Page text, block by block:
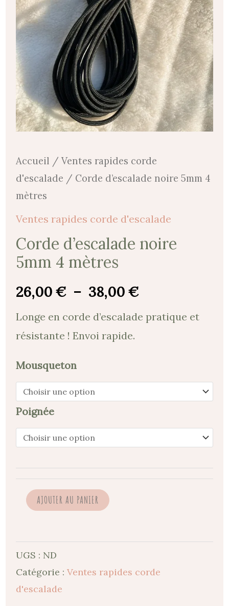
Accueil / Ventes rapides corde
d'escalade / Corde d’escalade noire 5mm 4
mètres
Ventes rapides corde d'escalade
Corde d’escalade noire
5mm 4 mètres
26,00 € – 38,00 €
38,00 €
Longe en corde d’escalade pratique et
résistante ! Envoi rapide.
Mousqueton
Poignée
mètres
AJOUTER AU PANIER
UGS : ND
Catégorie : Ventes rapides corde
d'escalade